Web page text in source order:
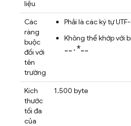
liệu
Các
ràng
buộc
đối với
tên
trường
Phải là các ký tự
Không thể khớp với
__.*__
Kích
thước
tối đa
của
1.500 byte